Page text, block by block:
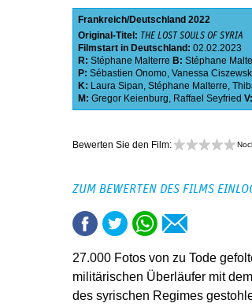
Frankreich Deutschland 2022
Original-Titel: THE LOST SOULS OF SYRIA
Filmstart in Deutschland: 02.02.2023
R: Stéphane Malterre B: Stéphane
P: Sébastien Onomo, Vanessa
K: Laura Sipan, Stéphane Malterre,
M: Gregor Keienburg, Raffael Seyfried V:
Bewerten Sie den Film:
ZUM BEWERTEN DES FILMS
27.000 Fotos von zu Tode
militärischen Überläufer mit
des syrischen Regimes